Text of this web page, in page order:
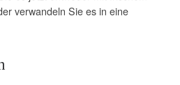
verwandeln Sie es in eine